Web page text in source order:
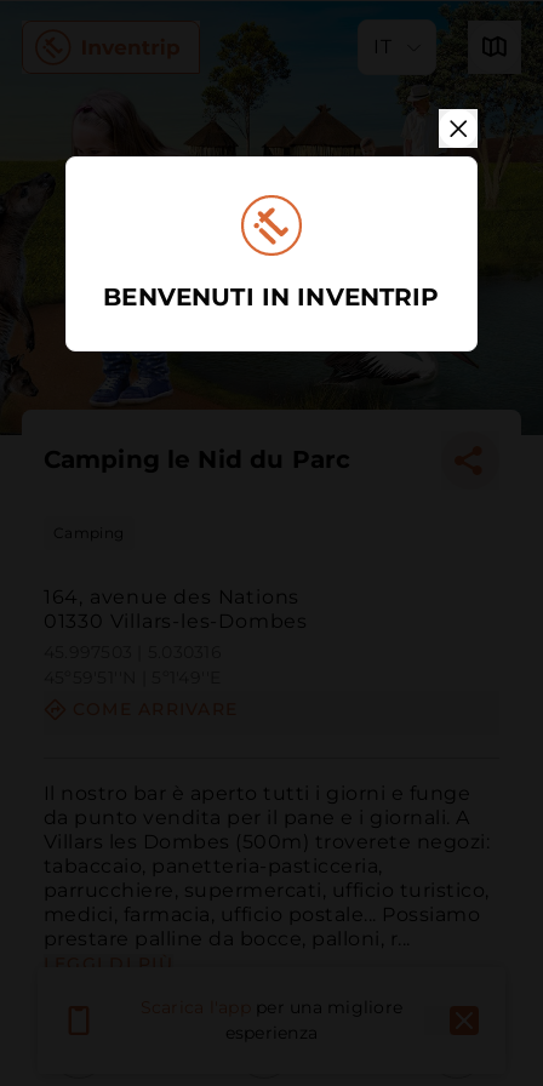
IT
Camping le Nid du Parc
Camping
164, avenue des Nations
01330 Villars-les-Dombes
Il nostro bar è aperto tutti i giorni e funge
da punto vendita per il pane e i giornali. A
Villars les Dombes (500m) troverete negozi:
tabaccaio, panetteria-pasticceria,
parrucchiere, supermercati, ufficio turistico,
medici, farmacia, ufficio postale... Possiamo
prestare palline da bocce, palloni, r...
per una migliore
esperienza
BENVENUTI IN INVENTRIP